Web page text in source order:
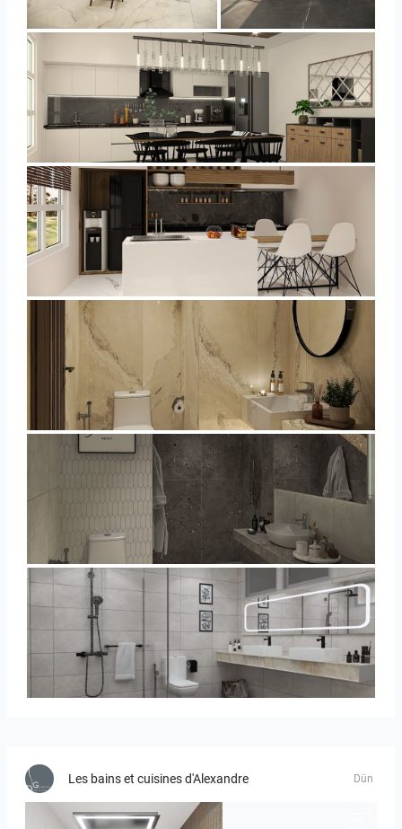
YUSMAN_DINING YUSMAN_DINING
YUSMAN_KITCHEN
YUSMAN_KITCHEN
YUSMAN_BATHROOM
YUSMAN_BATHROOM
KHAI_MASTERBATHROOM
Les bains et cuisines d'Alexandre Dün